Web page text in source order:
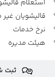
استعلام
قالیشویان غیر
نرخ خدمات
هیئت مدیره
ثبت